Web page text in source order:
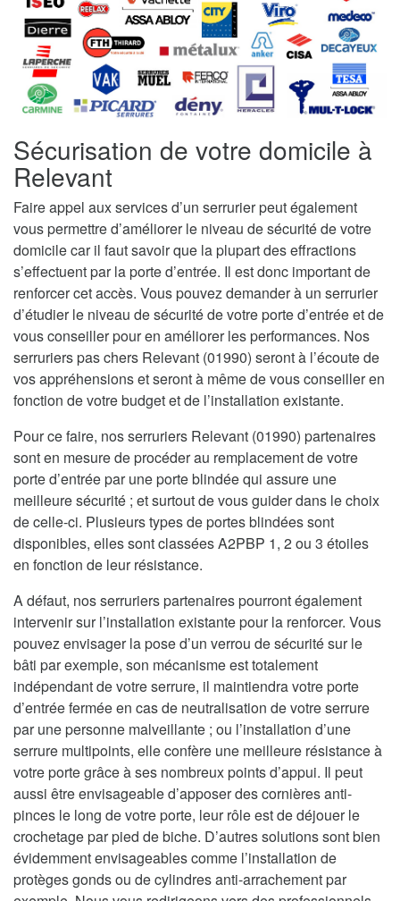
Sécurisation de votre domicile à
Relevant
Faire appel aux services d’un serrurier peut également
vous permettre d’améliorer le niveau de sécurité de votre
domicile car il faut savoir que la plupart des effractions
s’effectuent par la porte d’entrée. Il est donc important de
renforcer cet accès. Vous pouvez demander à un serrurier
d’étudier le niveau de sécurité de votre porte d’entrée et de
vous conseiller pour en améliorer les performances. Nos
serruriers pas chers Relevant (01990) seront à l’écoute de
vos appréhensions et seront à même de vous conseiller en
fonction de votre budget et de l’installation existante.
Pour ce faire, nos serruriers Relevant (01990) partenaires
sont en mesure de procéder au remplacement de votre
porte d’entrée par une porte blindée qui assure une
meilleure sécurité ; et surtout de vous guider dans le choix
de celle-ci. Plusieurs types de portes blindées sont
disponibles, elles sont classées A2PBP 1, 2 ou 3 étoiles
en fonction de leur résistance.
A défaut, nos serruriers partenaires pourront également
intervenir sur l’installation existante pour la renforcer. Vous
pouvez envisager la pose d’un verrou de sécurité sur le
bâti par exemple, son mécanisme est totalement
indépendant de votre serrure, il maintiendra votre porte
d’entrée fermée en cas de neutralisation de votre serrure
par une personne malveillante ; ou l’installation d’une
serrure multipoints, elle confère une meilleure résistance à
votre porte grâce à ses nombreux points d’appui. Il peut
aussi être envisageable d’apposer des cornières anti-
pinces le long de votre porte, leur rôle est de déjouer le
crochetage par pied de biche. D’autres solutions sont bien
évidemment envisageables comme l’installation de
protèges gonds ou de cylindres anti-arrachement par